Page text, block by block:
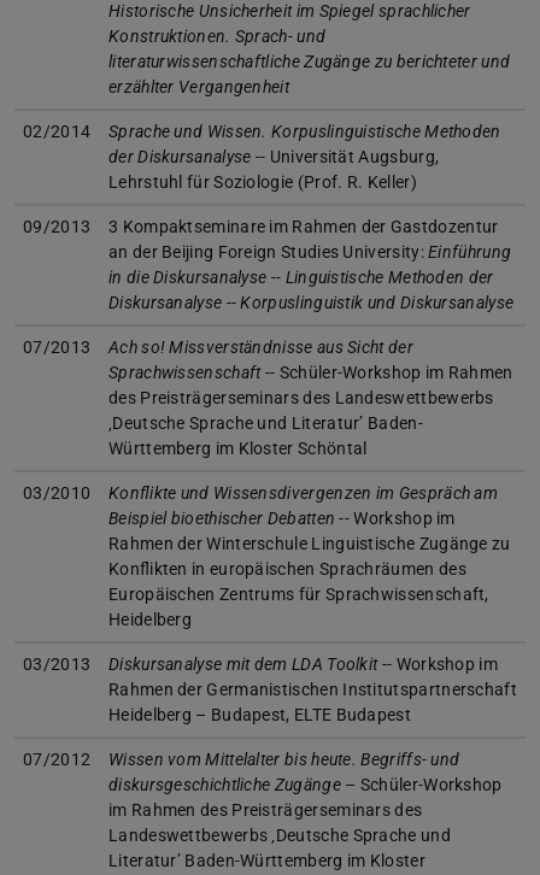
Historische Unsicherheit im Spiegel sprachlicher
Konstruktionen. Sprach- und
literaturwissenschaftliche Zugänge zu berichteter und
erzählter Vergangenheit
02/2014
Sprache und Wissen. Korpuslinguistische Methoden
der Diskursanalyse -- Universität Augsburg,
Lehrstuhl für Soziologie (Prof. R. Keller)
09/2013
3 Kompaktseminare im Rahmen der Gastdozentur
an der Beijing Foreign Studies University:Einführung
in die Diskursanalyse -- Linguistische Methoden der
Diskursanalyse -- Korpuslinguistik und Diskursanalyse
07/2013
Ach so! Missverständnisse aus Sicht der
Sprachwissenschaft-- Schüler-Workshop im Rahmen
des Preisträgerseminars des Landeswettbewerbs
‚Deutsche Sprache und Literatur’ Baden-
Württemberg im Kloster Schöntal
03/2010
Konflikte und Wissensdivergenzen im Gespräch am
Beispiel bioethischer Debatten -- Workshop im
Rahmen der Winterschule Linguistische Zugänge zu
Konflikten in europäischen Sprachräumen des
Europäischen Zentrums für Sprachwissenschaft,
Heidelberg
03/2013 Diskursanalyse mit dem LDA Toolkit-- Workshop im
Rahmen der Germanistischen Institutspartnerschaft
Heidelberg – Budapest, ELTE Budapest
07/2012
Wissen vom Mittelalter bis heute. Begriffs- und
diskursgeschichtliche Zugänge– Schüler-Workshop
im Rahmen des Preisträgerseminars des
Landeswettbewerbs ‚Deutsche Sprache und
Literatur’ Baden-Württemberg im Kloster